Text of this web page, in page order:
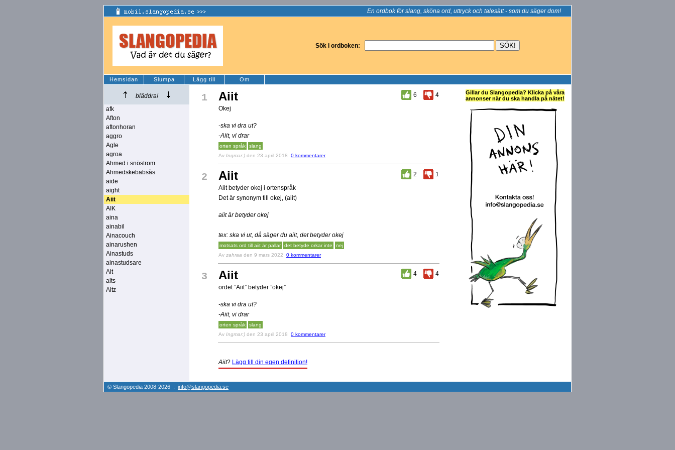
En ordbok för slang, sköna ord, uttryck och talesätt - som du säger dom!
Sök i ordboken:
Hemsidan Slumpa Lägg till Om
bläddra!
afk
Afton
aftonhoran
aggro
Agle
agroa
Ahmed i snöstrom
Ahmedskebabsås
aide
aight
Aiit
AIK
aina
ainabil
Ainacouch
ainarushen
Ainastuds
ainastudsare
Ait
aits
Aitz
1 Aiit 6
4
Okej
-ska vi dra ut?
-Aiit, vi drar
orten språk
slang
Av Ingmar:) den 23 april 2018 0 kommentarer
2 Aiit 2
1
Aiit betyder okej i ortenspråk
Det är synonym till okej, (aiit)
aiit är betyder okej
tex: ska vi ut, då säger du aiit, det betyder okej
motsats ord till aiit är pallar det betyde orkar inte
nej
Av zahraa den 9 mars 2022 0 kommentarer
3 Aiit 4
4
ordet ”Aiit” betyder ”okej”
-ska vi dra ut?
-Aiit, vi drar
orten språk
slang
Av Ingmar:) den 23 april 2018 0 kommentarer
Aiit? Lägg till din egen definition!
Gillar du Slangopedia? Klicka på våra
annonser när du ska handla på nätet!
© Slangopedia 2008-2026 : info@slangopedia.se